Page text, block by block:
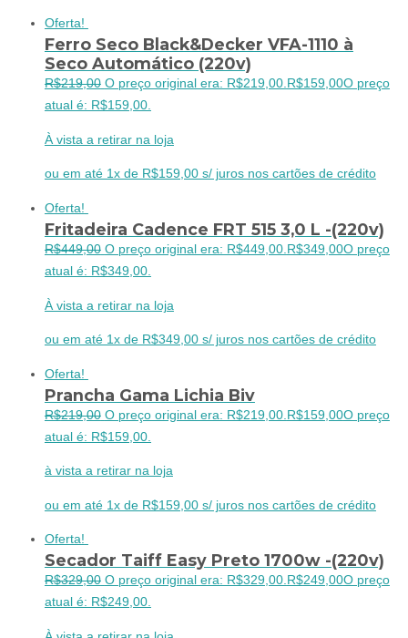
Oferta!
Ferro Seco Black&Decker VFA-1110 à
Seco Automático (220v)
R$219,00 O preço original era: R$219,00. R$159,00O preço
atual é: R$159,00.
À vista a retirar na loja
ou em até 1x de R$159,00 s/ juros nos cartões de crédito
Oferta!
Fritadeira Cadence FRT 515 3,0 L -(220v)
R$449,00 O preço original era: R$449,00. R$349,00O preço
atual é: R$349,00.
À vista a retirar na loja
ou em até 1x de R$349,00 s/ juros nos cartões de crédito
Oferta!
Prancha Gama Lichia Biv
R$219,00 O preço original era: R$219,00. R$159,00O preço
atual é: R$159,00.
à vista a retirar na loja
ou em até 1x de R$159,00 s/ juros nos cartões de crédito
Oferta!
Secador Taiff Easy Preto 1700w -(220v)
R$329,00 O preço original era: R$329,00. R$249,00O preço
atual é: R$249,00.